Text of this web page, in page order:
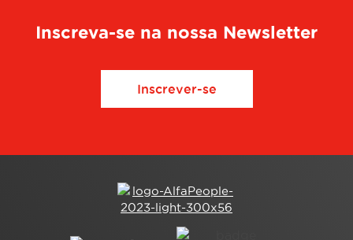
Inscreva-se na nossa Newsletter
Inscrever-se